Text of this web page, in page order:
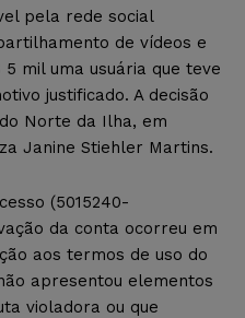
pela rede social
de vídeos e
mil uma usuária que teve
justificado. A decisão
Norte da Ilha, em
Janine Stiehler Martins.
(5015240-
da conta ocorreu em
aos termos de uso do
apresentou elementos
violadora ou que